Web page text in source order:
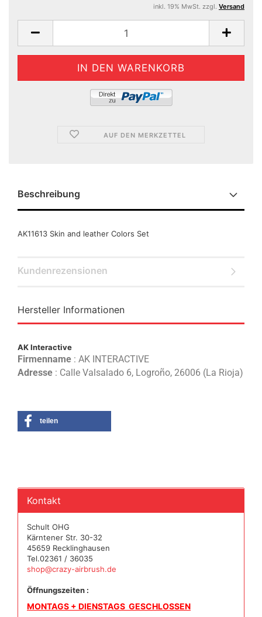
inkl. 19% MwSt. zzgl. Versand
AUF DEN MERKZETTEL
Beschreibung
AK11613 Skin and leather Colors Set
Kundenrezensionen
Hersteller Informationen
AK Interactive
Firmenname : AK INTERACTIVE
Adresse : Calle Valsalado 6, Logroño, 26006 (La Rioja)
teilen
Kontakt
Schult OHG
Kärntener Str. 30-32
45659 Recklinghausen
Tel.02361 / 36035
shop@crazy-airbrush.de
Öffnungszeiten :
MONTAGS + DIENSTAGS GESCHLOSSEN